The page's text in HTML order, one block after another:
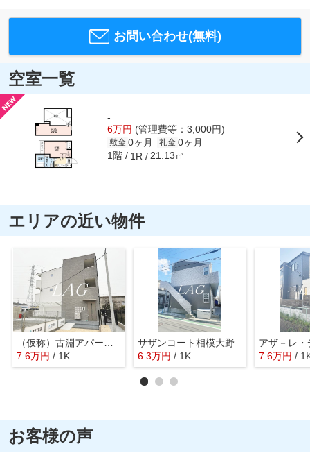
お問い合わせ(無料)
空室一覧
-
6万円 (管理費等：3,000円)
敷金 0ヶ月 礼金 0ヶ月
1階 1R 21.13㎡
エリアの近い物件
7.6万円 / 1K
サザンコート相模大野
6.3万円 / 1K 7.6万円 /
お客様の声